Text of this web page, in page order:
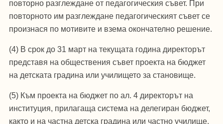
повторно разглеждане от педагогическия съвет. При
повторното им разглеждане педагогическият съвет се
произнася по мотивите и взема окончателно решение.
(4) В срок до 31 март на текущата година директорът
представя на обществения съвет проекта на бюджет
на детската градина или училището за становище.
(5) Към проекта на бюджет по ал. 4 директорът на
институция, прилагаща система на делегиран бюджет,
както и на частна детска градина или частно училище,